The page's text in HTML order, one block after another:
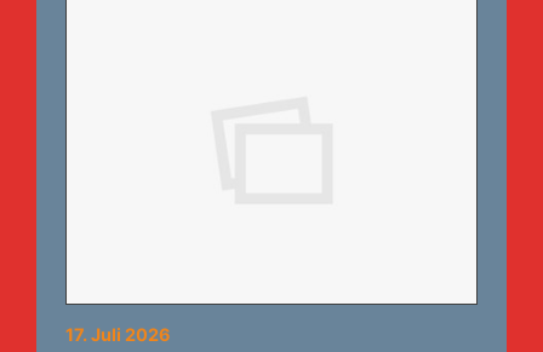
17. Juli 2026